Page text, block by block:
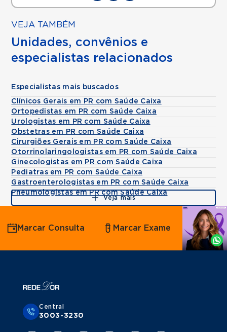
VEJA TAMBÉM
Unidades, convênios e
especialistas relacionados
Especialistas mais buscados
Clínicos Gerais em PR com Saúde Caixa
Ortopedistas em PR com Saúde Caixa
Urologistas em PR com Saúde Caixa
Obstetras em PR com Saúde Caixa
Cirurgiões Gerais em PR com Saúde Caixa
Otorrinolaringologistas em PR com Saúde Caixa
Ginecologistas em PR com Saúde Caixa
Pediatras em PR com Saúde Caixa
Gastroenterologistas em PR com Saúde Caixa
Pneumologistas em PR com Saúde Caixa
Veja mais
Agende
por
Whatsapp
Marcar Consulta Marcar Exame
Central
3003-3230